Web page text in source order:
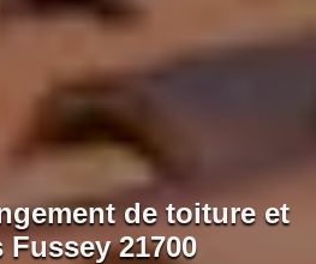
de toiture et
21700